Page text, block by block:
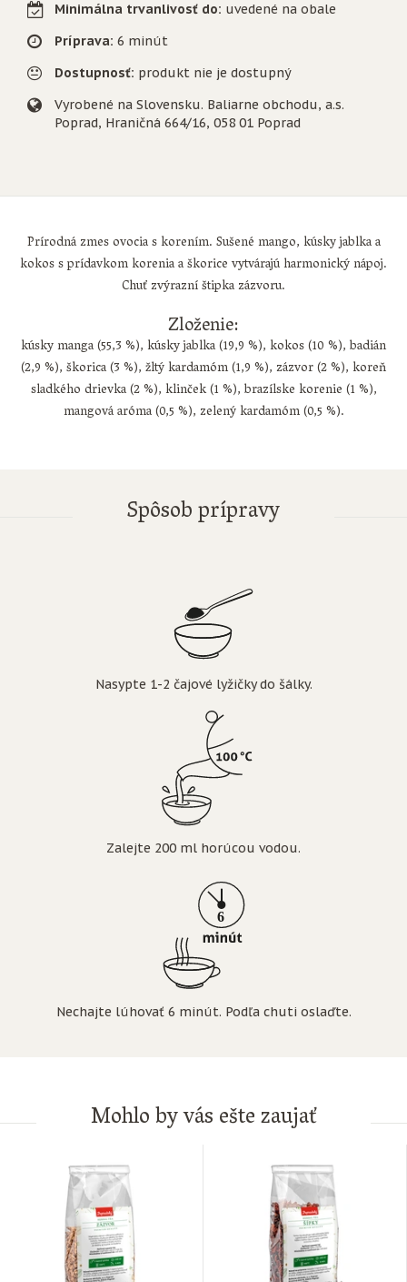
Minimálna trvanlivosť do: uvedené na obale
Príprava: 6 minút
Dostupnosť: produkt nie je dostupný
Vyrobené na Slovensku. Baliarne obchodu, a.s.
Poprad, Hraničná 664/16, 058 01 Poprad
Prírodná zmes ovocia s korením. Sušené mango, kúsky jablka a
kokos s prídavkom korenia a škorice vytvárajú harmonický nápoj.
Chuť zvýrazní štipka zázvoru.
Zloženie:
kúsky manga (55,3 %), kúsky jablka (19,9 %), kokos (10 %), badián
(2,9 %), škorica (3 %), žltý kardamóm (1,9 %), zázvor (2 %), koreň
sladkého drievka (2 %), klinček (1 %), brazílske korenie (1 %),
mangová aróma (0,5 %), zelený kardamóm (0,5 %).
Spôsob prípravy
Nasypte 1-2 čajové lyžičky do šálky.
Zalejte 200 ml horúcou vodou.
Nechajte lúhovať 6 minút. Podľa chuti oslaďte.
Mohlo by vás ešte zaujať